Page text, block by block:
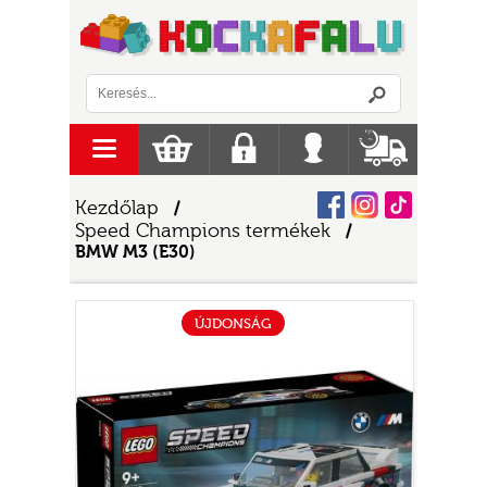
Kezdőlap /
Speed Champions termékek
/
BMW M3 (E30)
ÚJDONSÁG